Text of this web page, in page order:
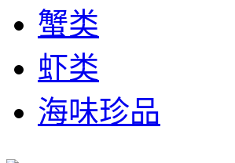
蟹类
虾类
海味珍品